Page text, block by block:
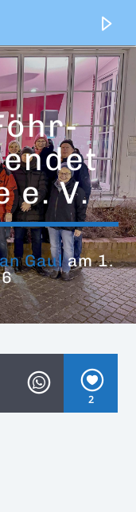
e. V.
Gaulam 1.
2